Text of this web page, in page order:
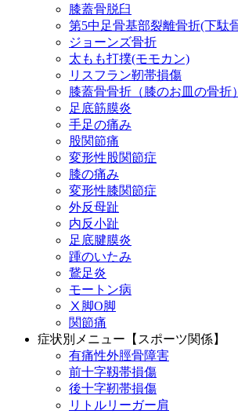
膝蓋骨脱臼
第5中足骨基部裂離骨折(下駄
ジョーンズ骨折
太もも打撲(モモカン)
リスフラン靭帯損傷
膝蓋骨骨折（膝のお皿の骨折）
足底筋膜炎
手足の痛み
股関節痛
変形性股関節症
膝の痛み
変形性膝関節症
外反母趾
内反小趾
足底腱膜炎
踵のいたみ
鵞足炎
モートン病
Ⅹ脚O脚
関節痛
症状別メニュー【スポーツ関係】
有痛性外脛骨障害
前十字靱帯損傷
後十字靭帯損傷
リトルリーガー肩